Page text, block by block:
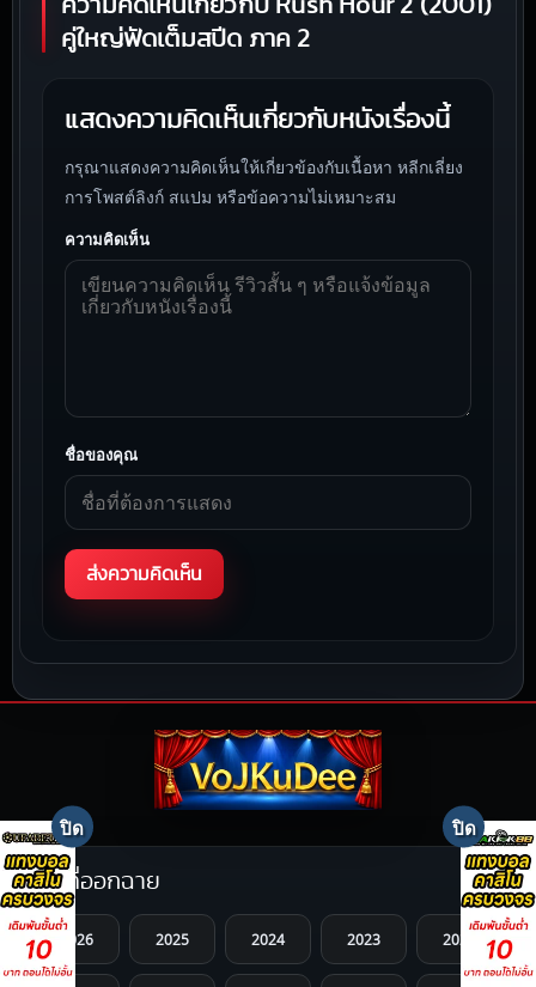
ความคิดเห็นเกี่ยวกับ Rush Hour 2 (2001)
คู่ใหญ่ฟัดเต็มสปีด ภาค 2
แสดงความคิดเห็นเกี่ยวกับหนังเรื่องนี้
กรุณาแสดงความคิดเห็นให้เกี่ยวข้องกับเนื้อหา หลีกเลี่ยง
การโพสต์ลิงก์ สแปม หรือข้อความไม่เหมาะสม
ความคิดเห็น
ชื่อของคุณ
ปีที่ออกฉาย
2026 2025 2024 2023 2022